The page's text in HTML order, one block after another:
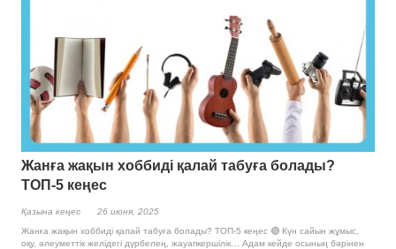
Жанға жақын хоббиді қалай табуға болады?
ТОП-5 кеңес
Қазына кеңес
26 июня, 2025
Жанға жақын хоббиді қалай табуға болады? ТОП-5 кеңес 🟢 Күн сайын жұмыс,
оқу, әлеуметтік желідегі дүрбелең, жауапкершілік… Адам кейде осының бәрінен